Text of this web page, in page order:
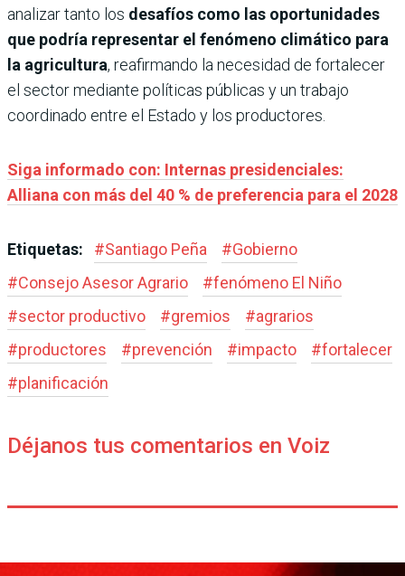
analizar tanto los desafíos como las oportunidades
que podría representar el fenómeno climático para
la agricultura, reafirmando la necesidad de fortalecer
el sector mediante políticas públicas y un trabajo
coordinado entre el Estado y los productores.
Siga informado con: Internas presidenciales:
Alliana con más del 40 % de preferencia para el 2028
Etiquetas: #Santiago Peña #Gobierno
#Consejo Asesor Agrario #fenómeno El Niño
#sector productivo #gremios #agrarios
#productores #prevención #impacto #fortalecer
#planificación
Déjanos tus comentarios en Voiz